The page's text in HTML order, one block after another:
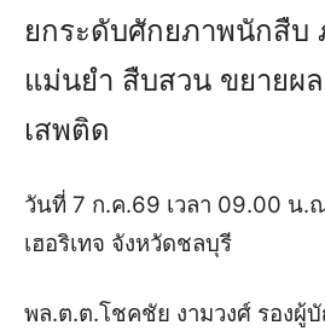
ยกระดับศักยภาพนักสืบ
แม่นยำ สืบสวน ขยายผ
เสพติด
วันที่ 7 ก.ค.69 เวลา 09.00 น.
เฮอริเทจ จังหวัดชลบุรี
พล.ต.ต.โชคชัย งามวงศ์ รองผู้